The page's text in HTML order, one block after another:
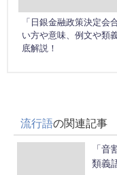
「日銀金融政策決定会
い方や意味、例文や類
底解説！
流行語の関連記事
「音
類義